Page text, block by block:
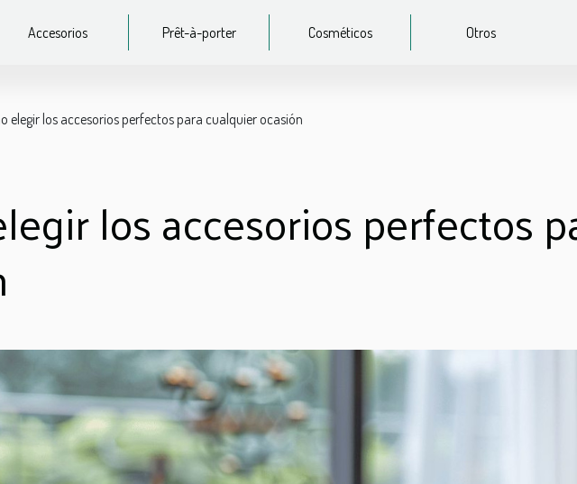
Accesorios Prêt-à-porter Cosméticos Otros
elegir los accesorios perfectos para cualquier ocasión
los accesorios perfectos